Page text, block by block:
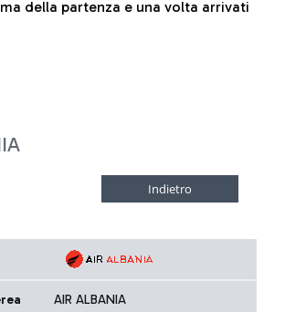
della partenza e una volta arrivati
AIR ALBANIA